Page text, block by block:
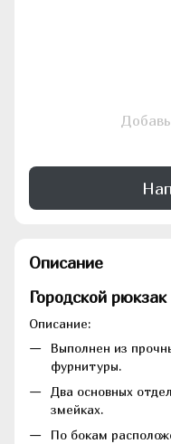
Описание
Городской
Описание:
Выполнен из
фурнитуры.
Два основных
змейках.
По бокам